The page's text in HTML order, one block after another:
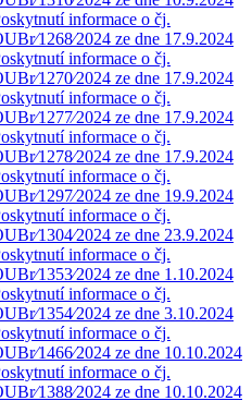
informace o čj.
ze dne 17.9.2024
informace o čj.
ze dne 17.9.2024
informace o čj.
ze dne 17.9.2024
informace o čj.
ze dne 17.9.2024
informace o čj.
ze dne 19.9.2024
informace o čj.
ze dne 23.9.2024
informace o čj.
ze dne 1.10.2024
informace o čj.
ze dne 3.10.2024
informace o čj.
ze dne 10.10.2024
informace o čj.
ze dne 10.10.2024